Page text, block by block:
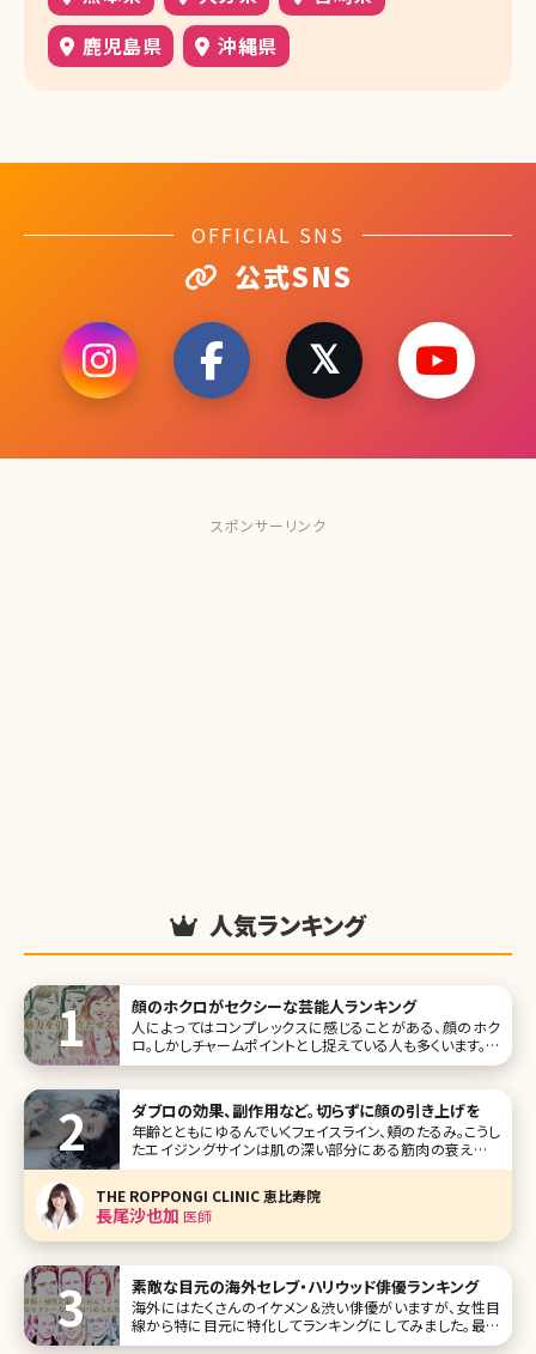
鹿児島県
沖縄県
OFFICIAL SNS
公式SNS
スポンサーリンク
人気ランキング
顔のホクロがセクシーな芸能人ランキング
人によってはコンプレックスに感じることがある、顔のホク
ロ。しかしチャームポイントとし捉えている人も多くいます。ホ
クロがあることで、他人にはより魅力的に映ったり、セクシー
届けします。
ダブロの効果、副作用など。切らずに顔の引き上げを
年齢とともにゆるんでいくフェイスライン、頬のたるみ。こうし
たエイジングサインは肌の深い部分にある筋肉の衰えによ
って起こるため、化粧品で解消することは、まず不可能と言わ
れています。とはいえ、たるみは放置しておくとどんどん進行
してしまうもの。でも、切開するフェイスリフトの手術は怖いと
いう方がほとんど
THE ROPPONGI CLINIC 恵比寿院
長尾沙也加 医師
素敵な目元の海外セレブ・ハリウッド俳優ランキング
海外にはたくさんのイケメン&渋い俳優がいますが、女性目
線から特に目元に特化してランキングにしてみました。最新
版はこのような結果です! 1位クリス・ヘムズワース View this